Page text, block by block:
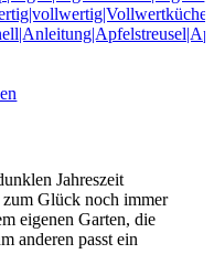
Jahreszeit
Glück noch immer
eigenen Garten, die
anderen passt ein